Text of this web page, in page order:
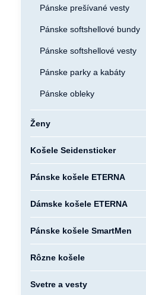
Pánske prešívané vesty
Pánske softshellové bundy
Pánske softshellové vesty
Pánske parky a kabáty
Pánske obleky
Ženy
Košele Seidensticker
Pánske košele ETERNA
Dámske košele ETERNA
Pánske košele SmartMen
Rôzne košele
Svetre a vesty